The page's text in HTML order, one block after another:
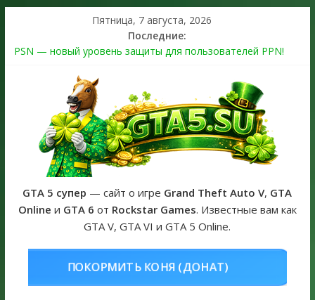
Пятница, 7 августа, 2026
Последние:
PSN — новый уровень защиты для пользователей PPN!
The Kortz Center Heist выйдет в GTA Online уже 14 июля
Регистрация в Rockstar Games Social Club ошибка #1.500.7:
как зарегистрировать аккаунт и войти без проблем в 2026
Получайте особые награды в GTA Online по программе
Fine Art Collector
GTA 6 официальная обложка игры и Предзаказ Grand Theft
Auto VI
GTA 5 супер — сайт о игре Grand Theft Auto V, GTA
Online и GTA 6 от Rockstar Games. Известные вам как
GTA V, GTA VI и GTA 5 Online.
(ДОНАТ) КУПИТЬ GTA 5